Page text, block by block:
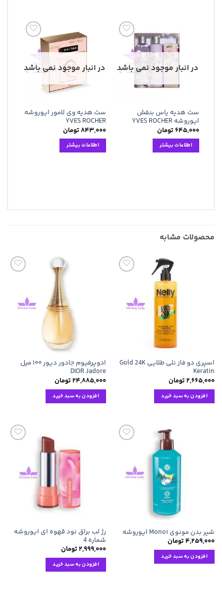
افزودن
به
علاقه
مندی
ها
در انبار موجود نمی باشد
ست هدیه یاس بنفش
ایوروشه YVES ROCHER
۶۴۵,۰۰۰تومان
اطلاعات بیشتر
افزودن
به
علاقه
مندی
ها
در انبار موجود نمی باشد
ست هدیه وی لامور ایوروشه
YVES ROCHER
۸۴۳,۰۰۰تومان
اطلاعات بیشتر
محصولات مشابه
مندی
ها
اسپری دو فاز نلی طلایی Gold 24K
Keratin
۲,۶۶۵,۰۰۰تومان
افزودن به سبد خرید
مندی
ها
ادوپرفیوم جادور دیور ۱۰۰ میل
DIOR Jadore
۲۴,۸۸۵,۰۰۰تومان
افزودن به سبد خرید
مندی
ها
شیر بدن مونوی Monoi ایوروشه
۴,۲۵۹,۰۰۰تومان
افزودن به سبد خرید
مندی
ها
رژ لب براق نود قهوه ای ایوروشه
شماره 4
۲,۹۹۹,۰۰۰تومان
افزودن به سبد خرید